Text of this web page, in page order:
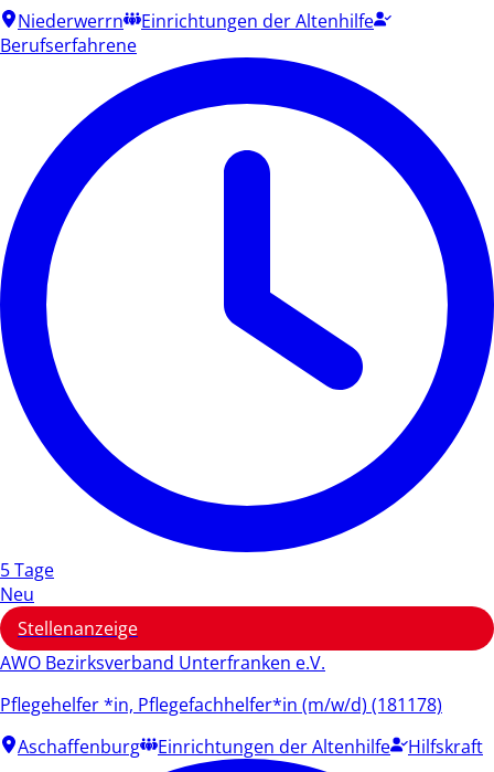
Niederwerrn
Einrichtungen der Altenhilfe
Berufserfahrene
5 Tage
Neu
Stellenanzeige
AWO Bezirksverband Unterfranken e.V.
Pflegehelfer *in, Pflegefachhelfer*in (m/w/d) (181178)
Aschaffenburg
Einrichtungen der Altenhilfe Hilfskraft